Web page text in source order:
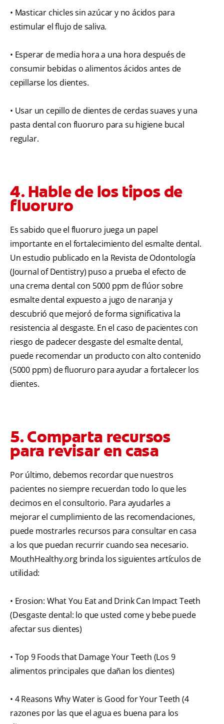
• Masticar chicles sin azúcar y no ácidos para
estimular el flujo de saliva.
• Esperar de media hora a una hora después de
consumir bebidas o alimentos ácidos antes de
cepillarse los dientes.
• Usar un cepillo de dientes de cerdas suaves y una
pasta dental con fluoruro para su higiene bucal
regular.
4. Hable de los tipos de
fluoruro
Es sabido que el fluoruro juega un papel
importante en el fortalecimiento del esmalte dental.
Un estudio publicado en la Revista de Odontología
(Journal of Dentistry) puso a prueba el efecto de
una crema dental con 5000 ppm de flúor sobre
esmalte dental expuesto a jugo de naranja y
descubrió que mejoró de forma significativa la
resistencia al desgaste. En el caso de pacientes con
riesgo de padecer desgaste del esmalte dental,
puede recomendar un producto con alto contenido
(5000 ppm) de fluoruro para ayudar a fortalecer los
dientes.
5. Comparta recursos
para revisar en casa
Por último, debemos recordar que nuestros
pacientes no siempre recuerdan todo lo que les
decimos en el consultorio. Para ayudarles a
mejorar el cumplimiento de las recomendaciones,
puede mostrarles recursos para consultar en casa
a los que puedan recurrir cuando sea necesario.
MouthHealthy.org brinda los siguientes artículos de
utilidad:
• Erosion: What You Eat and Drink Can Impact Teeth
(Desgaste dental: lo que usted come y bebe puede
afectar sus dientes)
• Top 9 Foods that Damage Your Teeth (Los 9
alimentos principales que dañan los dientes)
• 4 Reasons Why Water is Good for Your Teeth (4
razones por las que el agua es buena para los